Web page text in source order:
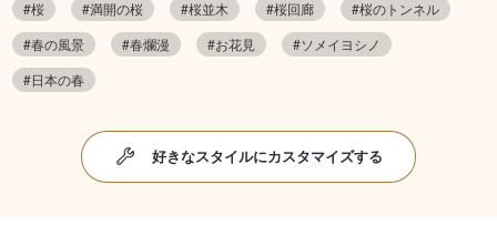
#桜 #満開の桜 #桜並木 #桜回廊
#桜のトンネル
#春の風景
#春爛漫 #お花見
#ソメイヨシノ
#日本の春
好きなスタイルにカスタマイズする